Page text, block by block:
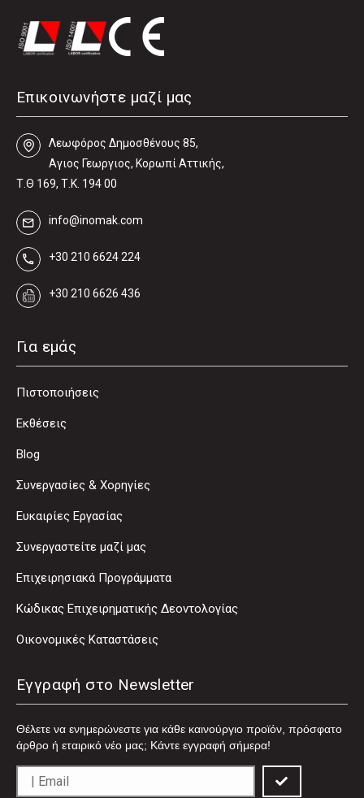
Επικοινωνήστε μαζί μας
Λεωφόρος Δηµοσθένους 85,
Αγιος Γεωργιος, Κορωπί Αττικής,
Τ.Θ 169, Τ.Κ. 194 00
info@inomak.com
+30 210 6624 224
+30 210 6626 436
Για εμάς
Πιστοποιήσεις
Εκθέσεις
Blog
Συνεργασίες & Χορηγίες
Ευκαιρίες Εργασίας
Συνεργαστείτε μαζί μας
Επιχειρησιακά Προγράμματα
Κώδικας Επιχειρηματικής Δεοντολογίας
Οικονομικές Καταστάσεις
Εγγραφή στο Newsletter
Θέλετε να ενημερώνεστε για κάθε καινούργιο προϊόν, πρόσφατο
άρθρο ή εταιρικό νέο μας; Κάντε εγγραφή σήμερα!